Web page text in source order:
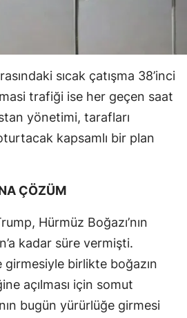
sıcak çatışma 38’inci
trafiği ise her geçen saat
yönetimi, tarafları
kapsamlı bir plan
ÇÖZÜM
Hürmüz Boğazı’nın
kadar süre vermişti.
girmesiyle birlikte boğazın
açılması için somut
bugün yürürlüğe girmesi